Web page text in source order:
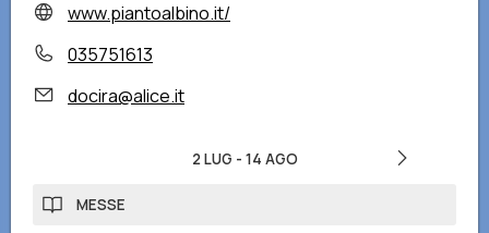
www.piantoalbino.it/
035751613
docira@alice.it
2 LUG - 14 AGO
MESSE